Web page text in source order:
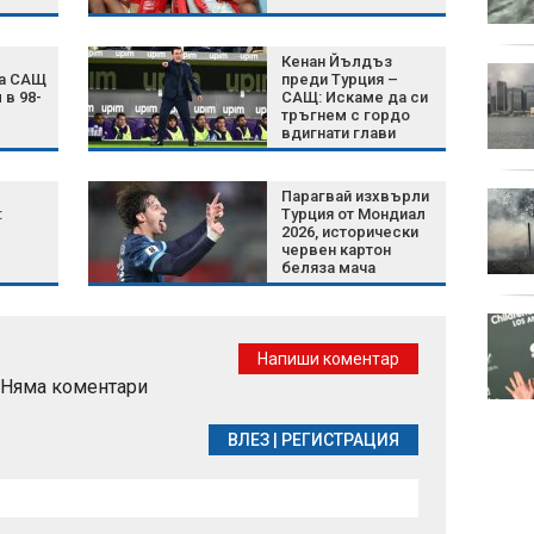
САЩ
в 98-
Кенан Йълдъз
преди Турция –
САЩ: Искаме да си
тръгнем с гордо
вдигнати глави
Парагвай изхвърли
Турция от Мондиал
2026, исторически
червен картон
беляза мача
отворените
Шум, бетон и жеги: Как
животните се
променят, за да
оцелеят сред хората?
Късна емисия
Напиши коментар
Няма коментари
ВЛЕЗ РЕГИСТРАЦИЯ